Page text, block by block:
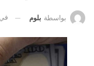
بواسطة بلوم في